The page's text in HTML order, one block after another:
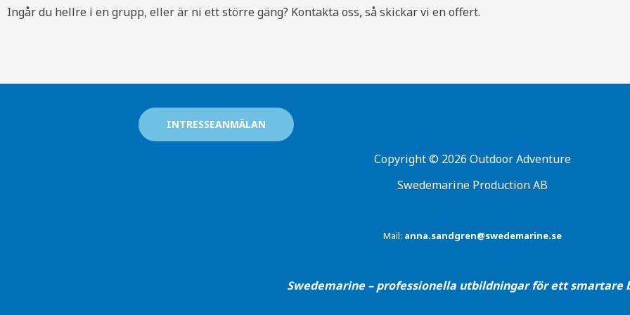
INTRESSEANMÄLAN
Ingår du hellre i en grupp, eller är ni ett större gäng? Kontakta oss, så skickar vi en offert.
Copyright © 2026 Outdoor Adventure
Swedemarine Production AB
Mail: anna.sandgren@swedemarine.se
Swedemarine – professionella utbildningar för ett smartare